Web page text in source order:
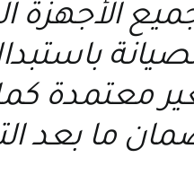
الأجهزة
ما بعد